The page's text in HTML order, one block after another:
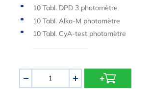
re
10 Tabl. DPD 3 photomètre
10 Tabl. Alka-M photomètre
10 Tabl. CyA-test photomètre
+